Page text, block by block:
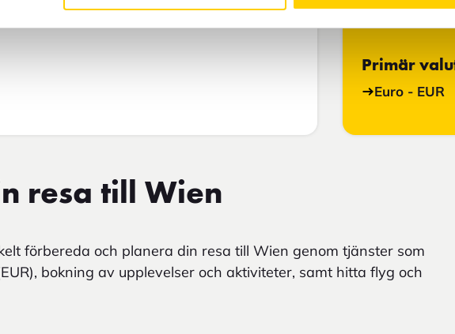
Primär
Euro - EUR
resa till Wien
förbereda och planera din resa till Wien genom tjänster som
bokning av upplevelser och aktiviteter, samt hitta flyg och